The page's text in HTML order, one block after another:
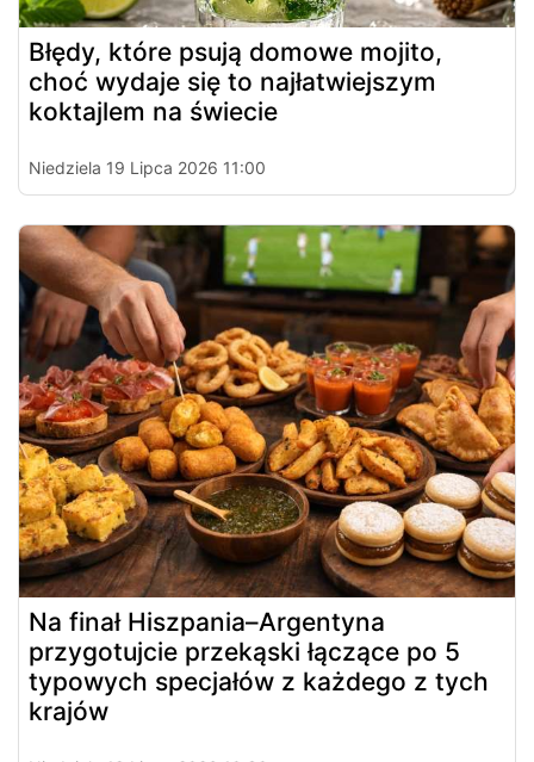
Błędy, które psują domowe mojito,
choć wydaje się to najłatwiejszym
koktajlem na świecie
Niedziela 19 Lipca 2026 11:00
Na finał Hiszpania–Argentyna
przygotujcie przekąski łączące po 5
typowych specjałów z każdego z tych
krajów